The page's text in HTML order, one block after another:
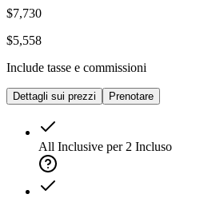
$7,730
$5,558
Include tasse e commissioni
Dettagli sui prezzi Prenotare
All Inclusive per 2 Incluso